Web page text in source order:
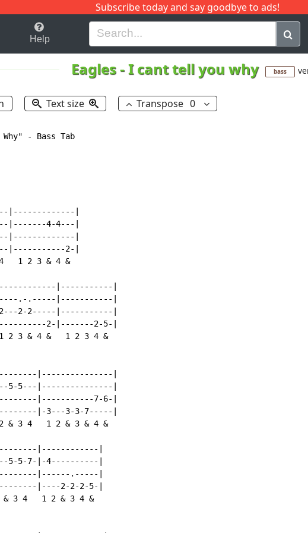
Subscribe today and say goodbye to ads!
H I J Q
Help
Eagles-I cant tell you why bass
Text size Transpose 0
- Bass Tab
|-------------|
4-4---|
|-------------|
|-----------2-|
1 2 3 & 4 &
|-----------|
.-.-----|-----------|
2-2-----|-----------|
2-|-------2-5-|
2 3 & 4 &   1 2 3 4 &
|---------------|
5-5---|---------------|
|-----------7-6-|
|-3---3-3-7-----|
& 3 4   1 2 & 3 & 4 &
|------------|
5-7-|-4----------|
|------.-----|
|----2-2-2-5-|
& 3 4   1 2 & 3 4 &